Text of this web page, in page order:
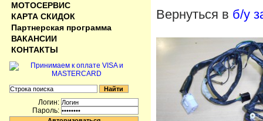
Вернуться в б/у
МОТОСЕРВИС
КАРТА СКИДОК
Партнерская программа
ВАКАНСИИ
КОНТАКТЫ
Логин:
Пароль: